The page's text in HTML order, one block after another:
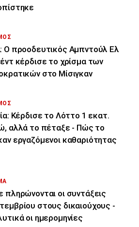
Ο προοδευτικός Αμπντούλ Ελ
κέρδισε το χρίσμα των
στο Μίσιγκαν
Κέρδισε το Λόττο 1 εκατ.
αλλά το πέταξε - Πώς το
εργαζόμενοι καθαριότητας
πληρώνονται οι συντάξεις
στους δικαιούχους -
οι ημερομηνίες